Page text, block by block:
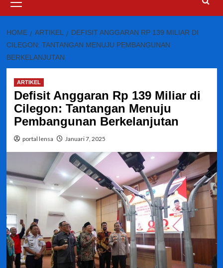
Menu
HOME ARTIKEL
DEFISIT ANGGARAN RP 139 MILIAR DI
CILEGON: TANTANGAN MENUJU PEMBANGUNAN
BERKELANJUTAN
ARTIKEL
Defisit Anggaran Rp 139 Miliar di
Cilegon: Tantangan Menuju
Pembangunan Berkelanjutan
portal lensa Januari 7, 2025